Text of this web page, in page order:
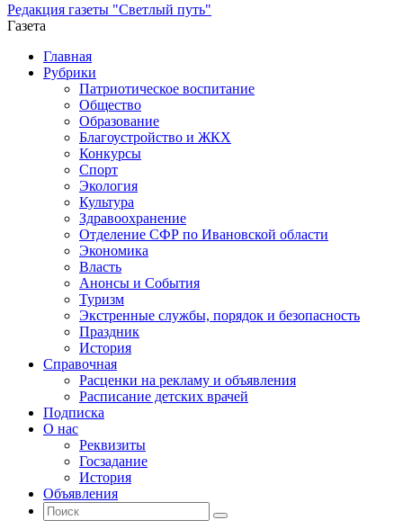
Редакция газеты "Светлый путь"
Газета
Промотать
содержимому
Главная
Рубрики
Патриотическое воспитание
Общество
Образование
Благоустройство и ЖКХ
Конкурсы
Спорт
Экология
Культура
Здравоохранение
Отделение СФР по Ивановской области
Экономика
Власть
Анонсы и События
Туризм
Экстренные службы, порядок и безопасность
Праздник
История
Справочная
Расценки на рекламу и объявления
Расписание детских врачей
Подписка
О нас
Реквизиты
Госзадание
История
Объявления
Поиск
Искать:
Поиск